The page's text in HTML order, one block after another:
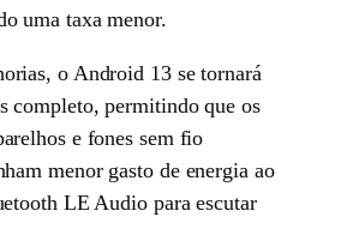
uma taxa menor.
o Android 13 se tornará
completo, permitindo que os
e fones sem fio
menor gasto de energia ao
LE Audio para escutar